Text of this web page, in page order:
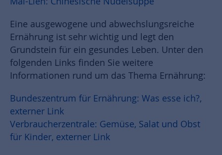
Eine ausgewogene und abwechslungsreiche
Ernährung ist sehr wichtig und legt den
Grundstein für ein gesundes Leben. Unter den
folgenden Links finden Sie weitere
Informationen rund um das Thema Ernährung:
Bundeszentrum für Ernährung: Was esse ich?,
externer Link
Verbraucherzentrale: Gemüse, Salat und Obst
für Kinder, externer Link